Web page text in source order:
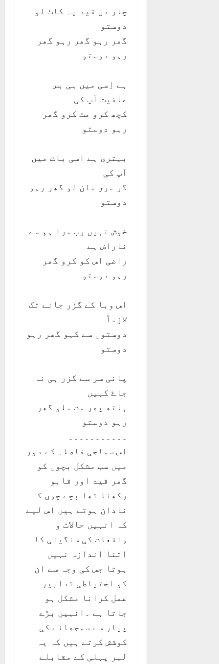
چار دن قید یہ کاٹ لو
گھر رہو گھر رہو گھر
ہے اِسی میں ہی بس
عافیت آپ کی
کچھ کرو مت کرو گھر
بہتری ہے اسی بات میں
گر مری مان لو گھر رہو
خوش نہیں رب مرا ہم سے
راضی اس کو کرو گھر
اس وبا کے گزر جانے تک
دوستوں سے کہو گھر رہو
پانی سر سے گزر ہی نہ
ہاتھ پھر مت ملو گھر
۔۔۔۔۔۔۔۔۔۔۔
اس سماجی فاصلہ کے دور
میں سب مشکل بچوں کو
گھر قید اور قابو
رکھنا تھا بچے چوں کہ
نادان ہوتے ہیں اس لیے
کہ انہیں حالات و
واقعات کی سنگینی کا
اتنا اندازہ نہیں
ہوتا جس کی وجہ سے ان
کو احتیاطی تدابیر
عمل کرانا مشکل ہو
جاتا ہے ۔انہیں بڑے
پیار سے سمجھانے کی
کوشش کرتے ہیں کہ یہ
لہر پہلی کے مقابلے